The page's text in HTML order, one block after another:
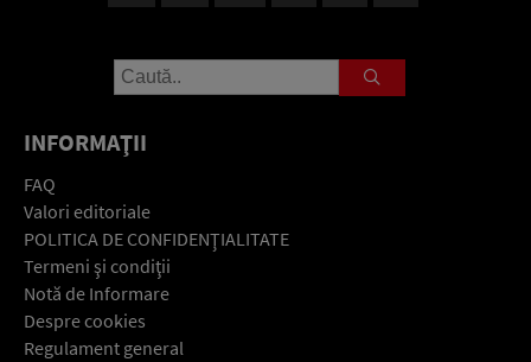
INFORMAŢII
FAQ
Valori editoriale
POLITICA DE CONFIDENŢIALITATE
Termeni şi condiţii
Notă de Informare
Despre cookies
Regulament general